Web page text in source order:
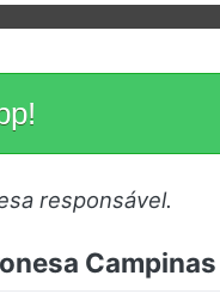
responsável.
Campinas